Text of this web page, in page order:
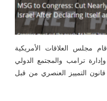
، 19/7/2018 قام مجلس العلاقات الأمريكية
ترامب والمجتمع الدولي
التمييز العنصري من قبل